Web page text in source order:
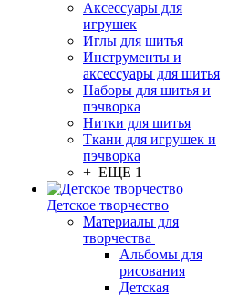
Аксессуары для
игрушек
Иглы для шитья
Инструменты и
аксессуары для шитья
Наборы для шитья и
пэчворка
Нитки для шитья
Ткани для игрушек и
пэчворка
+ ЕЩЕ 1
Детское творчество
Материалы для
творчества
Альбомы для
рисования
Детская